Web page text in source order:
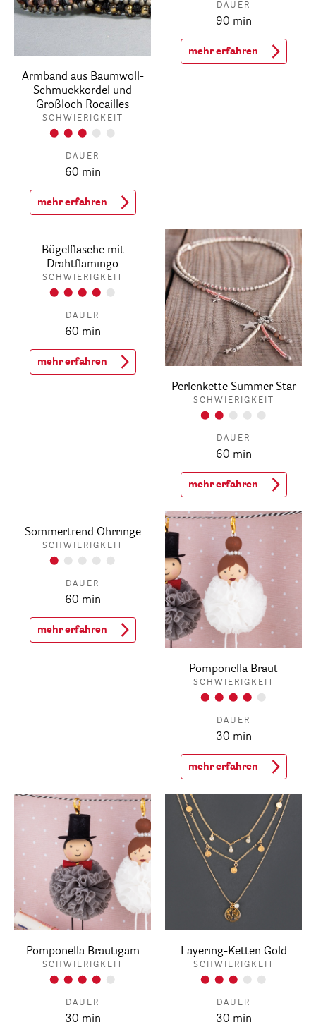
Armband aus Baumwoll-
Schmuckkordel und
Großloch Rocailles
SCHWIERIGKEIT
DAUER
60 min
mehr erfahren
DAUER
90 min
mehr erfahren
Bügelflasche mit
Drahtflamingo
SCHWIERIGKEIT
DAUER
60 min
mehr erfahren
Perlenkette Summer Star
SCHWIERIGKEIT
DAUER
60 min
mehr erfahren
Sommertrend Ohrringe
SCHWIERIGKEIT
DAUER
60 min
mehr erfahren
Pomponella Braut
SCHWIERIGKEIT
DAUER
30 min
mehr erfahren
Pomponella Bräutigam
SCHWIERIGKEIT
DAUER
30 min
Layering-Ketten Gold
SCHWIERIGKEIT
DAUER
30 min